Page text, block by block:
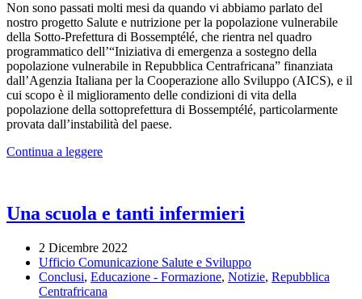
Non sono passati molti mesi da quando vi abbiamo parlato del
nostro progetto Salute e nutrizione per la popolazione vulnerabile
della Sotto-Prefettura di Bossemptélé, che rientra nel quadro
programmatico dell’“Iniziativa di emergenza a sostegno della
popolazione vulnerabile in Repubblica Centrafricana” finanziata
dall’Agenzia Italiana per la Cooperazione allo Sviluppo (AICS), e il
cui scopo è il miglioramento delle condizioni di vita della
popolazione della sottoprefettura di Bossemptélé, particolarmente
provata dall’instabilità del paese.
Continua a leggere
Una scuola e tanti infermieri
2 Dicembre 2022
Ufficio Comunicazione Salute e Sviluppo
Conclusi, Educazione - Formazione, Notizie, Repubblica
Centrafricana